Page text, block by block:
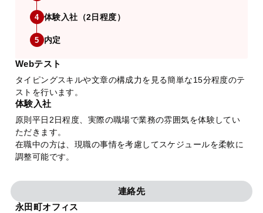
4 体験入社（2日程度）
5 内定
Webテスト
タイピングスキルや文章の構成力を見る簡単な15分程度のテ
ストを行います。
体験入社
原則平日2日程度、実際の職場で業務の雰囲気を体験してい
ただきます。
在職中の方は、現職の事情を考慮してスケジュールを柔軟に
調整可能です。
連絡先
永田町オフィス